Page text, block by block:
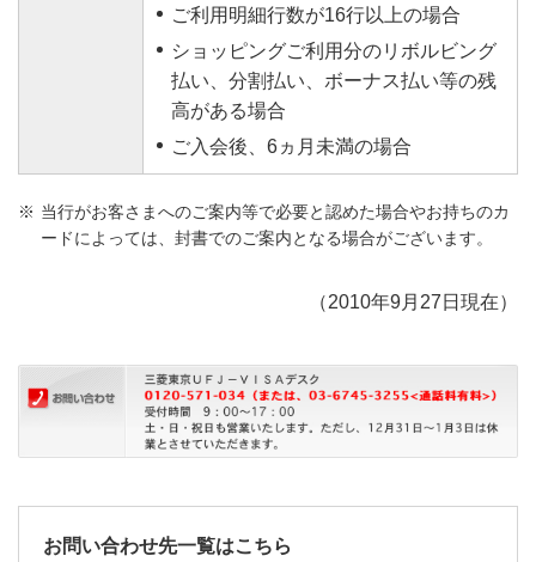
ご利用明細行数が16行以上の場合
ショッピングご利用分のリボルビング
払い、分割払い、ボーナス払い等の残
高がある場合
ご入会後、6ヵ月未満の場合
当行がお客さまへのご案内等で必要と認めた場合やお持ちのカ
ードによっては、封書でのご案内となる場合がございます。
（2010年9月27日現在）
お問い合わせ先一覧はこちら